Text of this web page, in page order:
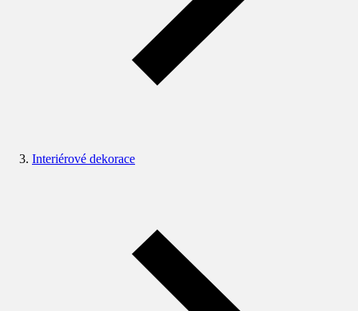
Interiérové dekorace